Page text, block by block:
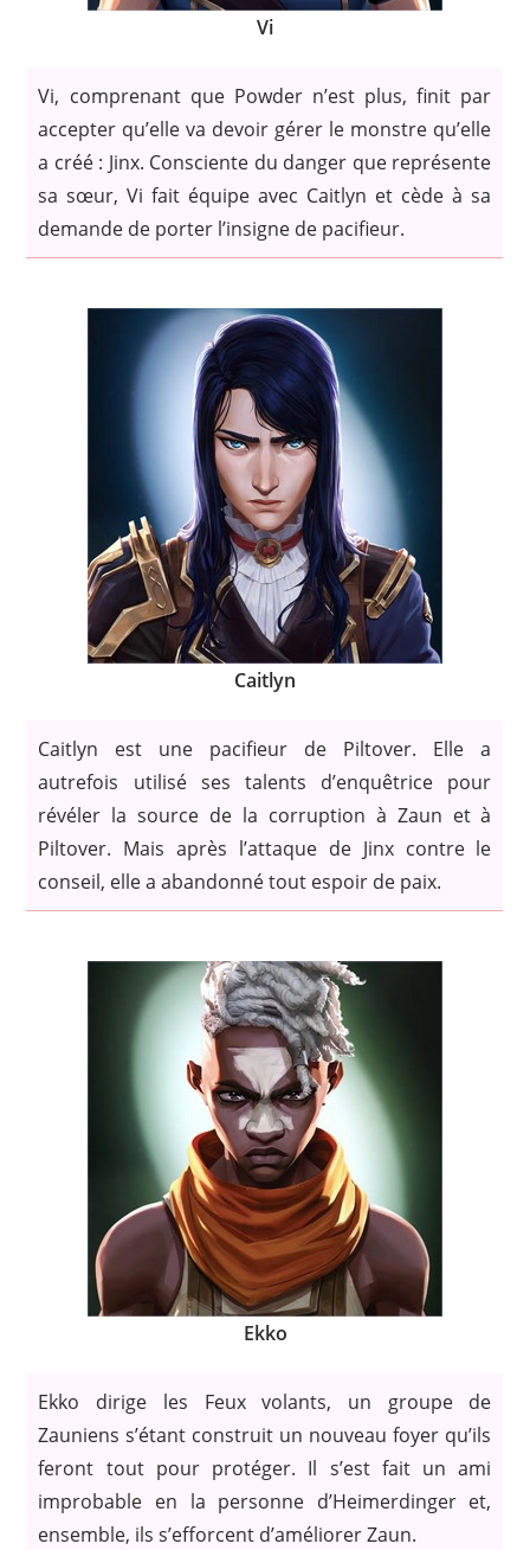
Vi
Vi, comprenant que Powder n’est plus, finit par
accepter qu’elle va devoir gérer le monstre qu’elle
a créé : Jinx. Consciente du danger que représente
sa sœur, Vi fait équipe avec Caitlyn et cède à sa
demande de porter l’insigne de pacifieur.
Caitlyn
Caitlyn est une pacifieur de Piltover. Elle a
autrefois utilisé ses talents d’enquêtrice pour
révéler la source de la corruption à Zaun et à
Piltover. Mais après l’attaque de Jinx contre le
conseil, elle a abandonné tout espoir de paix.
Ekko
Ekko dirige les Feux volants, un groupe de
Zauniens s’étant construit un nouveau foyer qu’ils
feront tout pour protéger. Il s’est fait un ami
improbable en la personne d’Heimerdinger et,
ensemble, ils s’efforcent d’améliorer Zaun.